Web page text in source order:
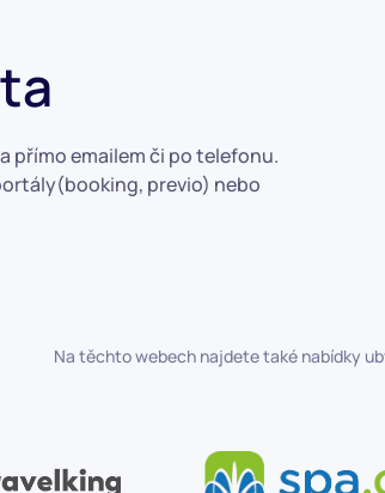
přímo emailem či po telefonu.
previo) nebo
Na těchto webech najdete také nabídky